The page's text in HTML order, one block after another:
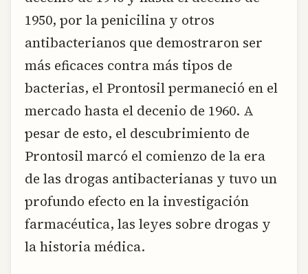
1950, por la penicilina y otros
antibacterianos que demostraron ser
más eficaces contra más tipos de
bacterias, el Prontosil permaneció en el
mercado hasta el decenio de 1960. A
pesar de esto, el descubrimiento de
Prontosil marcó el comienzo de la era
de las drogas antibacterianas y tuvo un
profundo efecto en la investigación
farmacéutica, las leyes sobre drogas y
la historia médica.